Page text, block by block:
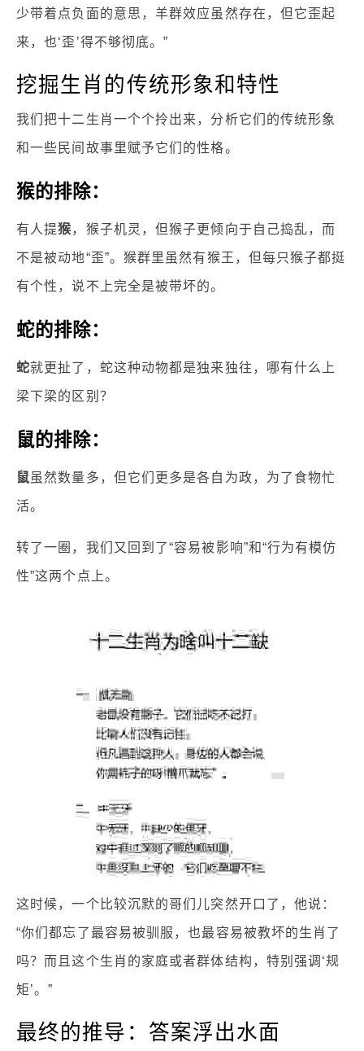
少带着点负面的意思，羊群效应虽然存在，但它歪起
来，也‘歪’得不够彻底。”
挖掘生肖的传统形象和特性
我们把十二生肖一个个拎出来，分析它们的传统形象
和一些民间故事里赋予它们的性格。
猴的排除：
有人提猴，猴子机灵，但猴子更倾向于自己捣乱，而
不是被动地“歪”。猴群里虽然有猴王，但每只猴子都挺
有个性，说不上完全是被带坏的。
蛇的排除：
蛇就更扯了，蛇这种动物都是独来独往，哪有什么上
梁下梁的区别？
鼠的排除：
鼠 虽然数量多，但它们更多是各自为政，为了食物忙
活。
转了一圈，我们又回到了“容易被影响”和“行为有模仿
性”这两个点上。
这时候，一个比较沉默的哥们儿突然开口了，他说：
“你们都忘了最容易被驯服，也最容易被教坏的生肖了
吗？而且这个生肖的家庭或者群体结构，特别强调‘规
矩’。”
最终的推导：答案浮出水面